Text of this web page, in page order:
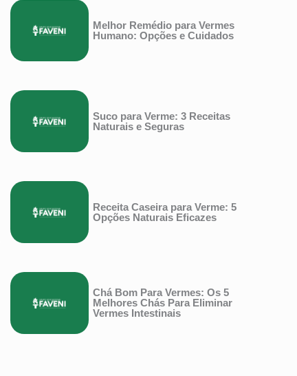
Melhor Remédio para Vermes
Humano: Opções e Cuidados
Suco para Verme: 3 Receitas
Naturais e Seguras
Receita Caseira para Verme: 5
Opções Naturais Eficazes
Chá Bom Para Vermes: Os 5
Melhores Chás Para Eliminar
Vermes Intestinais